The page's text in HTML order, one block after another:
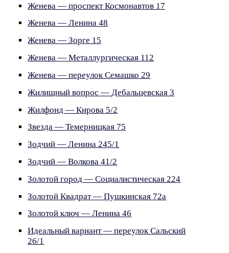
Женева — проспект Космонавтов 17
Женева — Ленина 48
Женева — Зорге 15
Женева — Металлургическая 112
Женева — переулок Семашко 29
Жилищный вопрос — Дебальцевская 3
Жилфонд — Кирова 5/2
Звезда — Темерницкая 75
Зодчий — Ленина 245/1
Зодчий — Волкова 41/2
Золотой город — Социалистическая 224
Золотой Квадрат — Пушкинская 72а
Золотой ключ — Ленина 46
Идеальный вариант — переулок Сальский
26/1